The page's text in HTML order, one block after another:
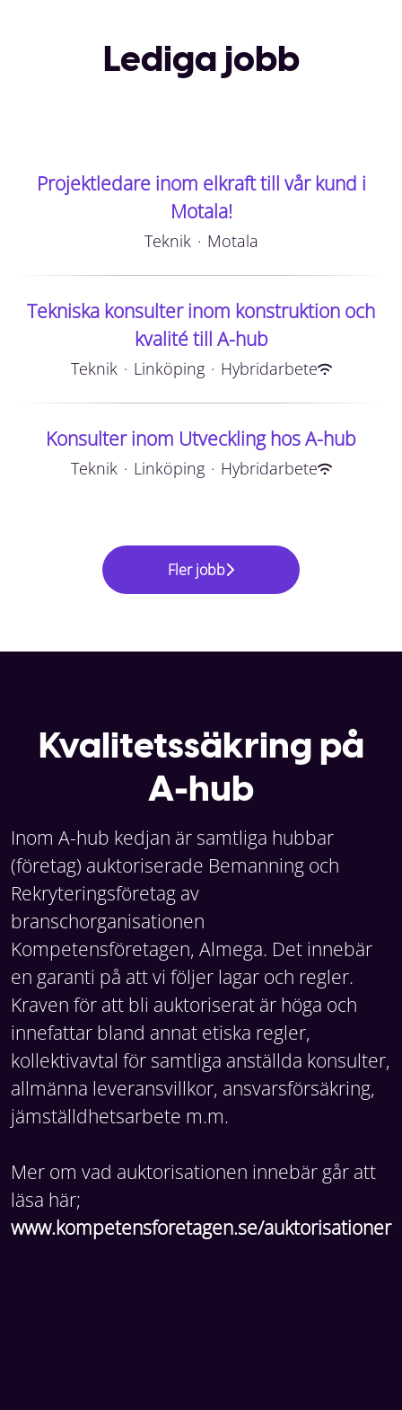
Lediga jobb
Projektledare inom elkraft till vår kund i
Motala!
Teknik · Motala
Tekniska konsulter inom konstruktion och
kvalité till A-hub
Teknik · Linköping · Hybridarbete
Konsulter inom Utveckling hos A-hub
Teknik · Linköping · Hybridarbete
Fler jobb
Kvalitetssäkring på
A-hub
Inom A-hub kedjan är samtliga hubbar
(företag) auktoriserade Bemanning och
Rekryteringsföretag av
branschorganisationen
Kompetensföretagen, Almega. Det innebär
en garanti på att vi följer lagar och regler.
Kraven för att bli auktoriserat är höga och
innefattar bland annat etiska regler,
kollektivavtal för samtliga anställda konsulter,
allmänna leveransvillkor, ansvarsförsäkring,
jämställdhetsarbete m.m.
Mer om vad auktorisationen innebär går att
läsa här;
www.kompetensforetagen.se/auktorisationer